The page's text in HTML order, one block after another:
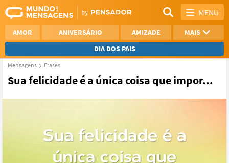
MENU
AMOR ANIVERSÁRIO AMIZADE
MAIS
DIA DOS PAIS
REFLEXÃO
AGRADECIMENTO
Mensagens Frases
Sua felicidade é a única coisa que impor...